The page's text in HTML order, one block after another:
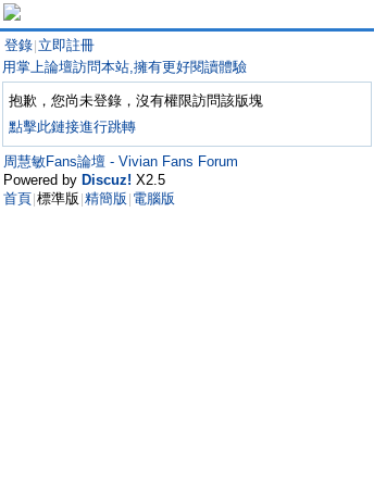
登錄 立即註冊
用掌上論壇訪問本站,擁有更好閱讀體驗
抱歉，您尚未登錄，沒有權限訪問該版塊
點擊此鏈接進行跳轉
周慧敏Fans論壇 - Vivian Fans Forum
Powered by Discuz! X2.5
首頁 標準版 精簡版 電腦版